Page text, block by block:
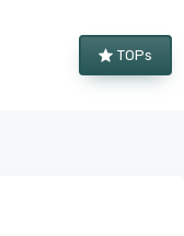
TOPs